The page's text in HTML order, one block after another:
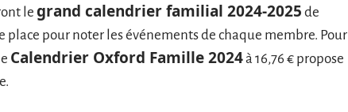
le grand calendrier familial 2024-2025 de
place pour noter les événements de chaque membre. Pour
Calendrier Oxford Famille 2024à 16,76 € propose